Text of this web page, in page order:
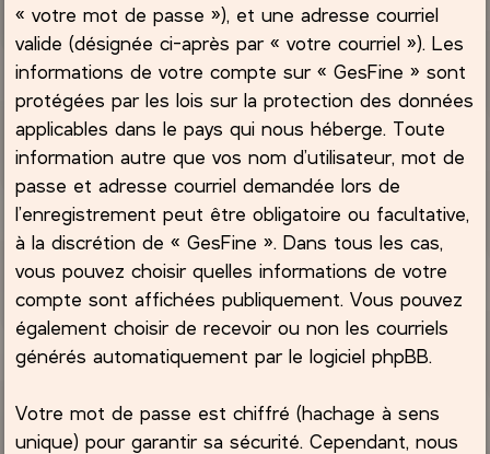
« votre mot de passe »), et une adresse courriel
valide (désignée ci-après par « votre courriel »). Les
informations de votre compte sur « GesFine » sont
protégées par les lois sur la protection des données
applicables dans le pays qui nous héberge. Toute
information autre que vos nom d’utilisateur, mot de
passe et adresse courriel demandée lors de
l’enregistrement peut être obligatoire ou facultative,
à la discrétion de « GesFine ». Dans tous les cas,
vous pouvez choisir quelles informations de votre
compte sont affichées publiquement. Vous pouvez
également choisir de recevoir ou non les courriels
générés automatiquement par le logiciel phpBB.
Votre mot de passe est chiffré (hachage à sens
unique) pour garantir sa sécurité. Cependant, nous